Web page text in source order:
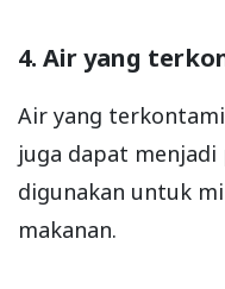
4. Air yang
Air yang
juga dapat
digunakan untuk
makanan.